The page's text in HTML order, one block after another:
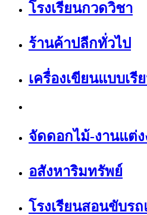
โรงเรียนกวดวิชา
ร้านค้าปลีกทั่วไป
เครื่องเขียนแบบเรี
จัดดอกไม้-งานแต่ง
อสังหาริมทรัพย์
โรงเรียนสอนขับร